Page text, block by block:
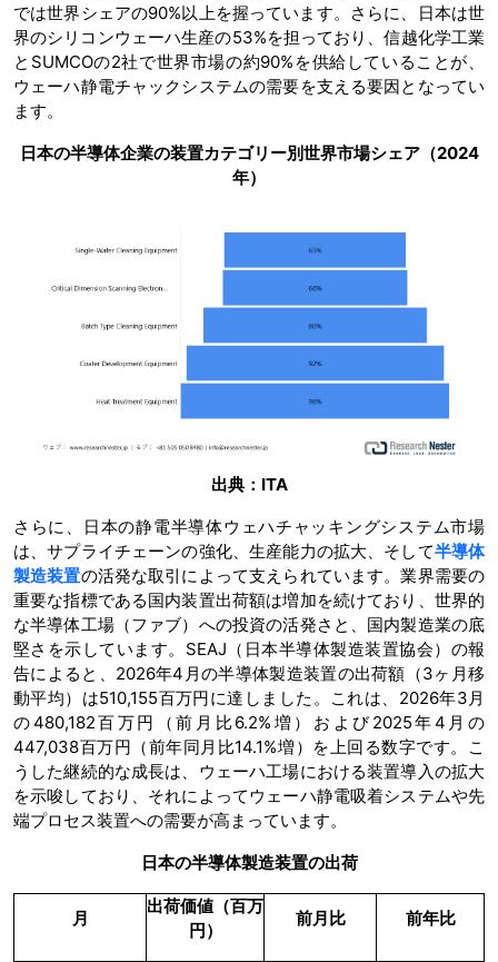
では世界シェアの90%以上を握っています。さらに、日本は世
界のシリコンウェーハ生産の53%を担っており、信越化学工業
とSUMCOの2社で世界市場の約90%を供給していることが、
ウェーハ静電チャックシステムの需要を支える要因となってい
ます。
日本の半導体企業の装置カテゴリー別世界市場シェア（2024
年）
出典：ITA
さらに、日本の静電半導体ウェハチャッキングシステム市場
は、サプライチェーンの強化、生産能力の拡大、そして半導体
製造装置の活発な取引によって支えられています。業界需要の
重要な指標である国内装置出荷額は増加を続けており、世界的
な半導体工場（ファブ）への投資の活発さと、国内製造業の底
堅さを示しています。SEAJ（日本半導体製造装置協会）の報
告によると、2026年4月の半導体製造装置の出荷額（3ヶ月移
動平均）は510,155百万円に達しました。これは、2026年3月
の480,182百万円（前月比6.2%増）および2025年4月の
447,038百万円（前年同月比14.1%増）を上回る数字です。こ
うした継続的な成長は、ウェーハ工場における装置導入の拡大
を示唆しており、それによってウェーハ静電吸着システムや先
端プロセス装置への需要が高まっています。
日本の半導体製造装置の出荷
月
出荷価値（百万
円）
前月比 前年比